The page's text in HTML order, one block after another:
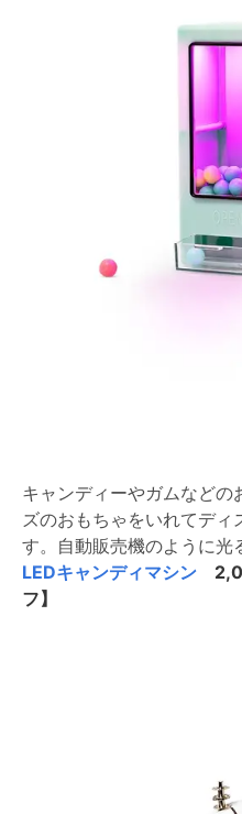
キャンディーやガムなどの
ズのおもちゃをいれてディ
す。自動販売機のように光
LEDキャンディマシン
フ】